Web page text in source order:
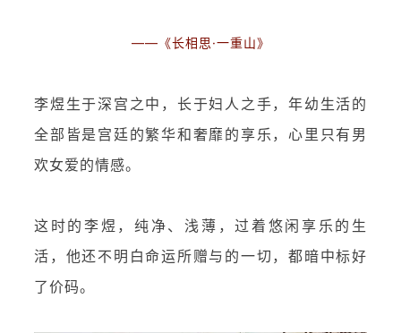
——《长相思·一重山》
李煜生于深宫之中，长于妇人之手，年幼生活的
全部皆是宫廷的繁华和奢靡的享乐，心里只有男
欢女爱的情感。
这时的李煜，纯净、浅薄，过着悠闲享乐的生
活，他还不明白命运所赠与的一切，都暗中标好
了价码。